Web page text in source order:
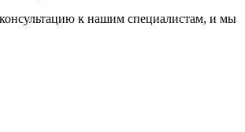
к нашим специалистам, и мы